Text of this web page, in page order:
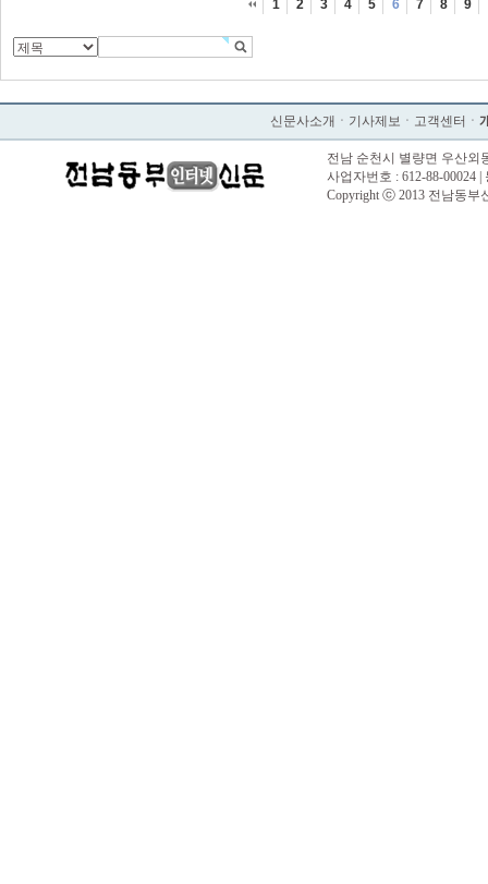
1 2 3 4 5 6 7 8 9
신문사소개 ㆍ 기사제보 ㆍ 고객센터 ㆍ
전남 순천시 별량면 우산외
사업자번호 : 612-88-00024
Copyright ⓒ 2013 전남동부